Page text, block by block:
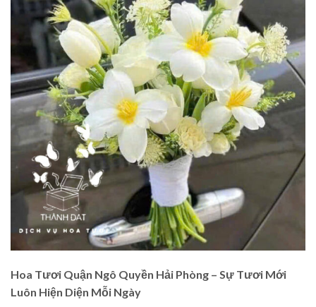
Hoa Tươi Quận Ngô Quyền Hải Phòng – Sự Tươi Mới
Luôn Hiện Diện Mỗi Ngày